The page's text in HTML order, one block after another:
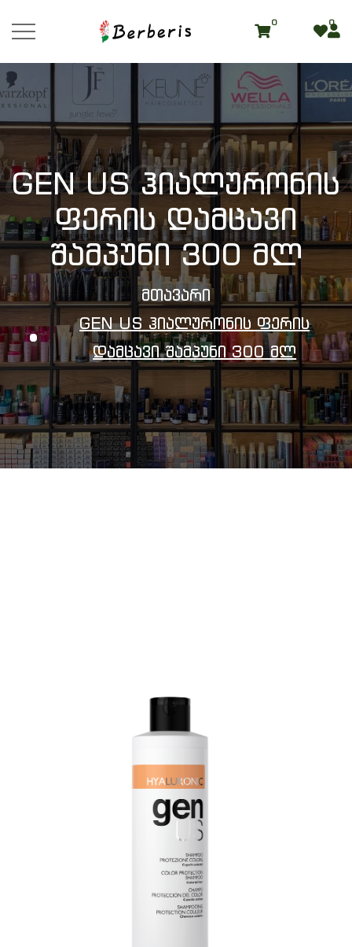
0 0
GEN US Ჰიალურონის
Ფერის Დამცავი
Შამპუნი 300 Მლ
Მთავარი
GEN US Ჰიალურონის Ფერის
Დამცავი Შამპუნი 300 Მლ